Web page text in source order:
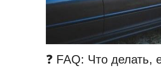
❓ FAQ: Что делать,